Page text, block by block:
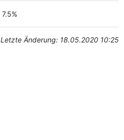
7.5%
Letzte Änderung: 18.05.2020 10:25